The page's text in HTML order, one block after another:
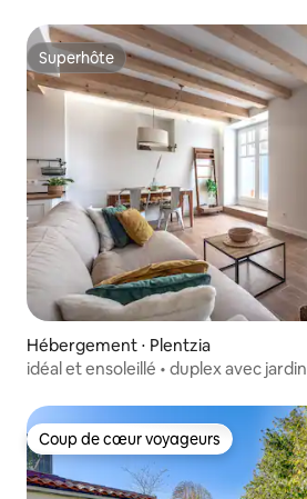
Superhôte
Superhôte
Hébergement ⋅ Plentzia
idéal et ensoleillé • duplex avec jardin
Coup de cœur voyageurs
Coup de cœur voyageurs